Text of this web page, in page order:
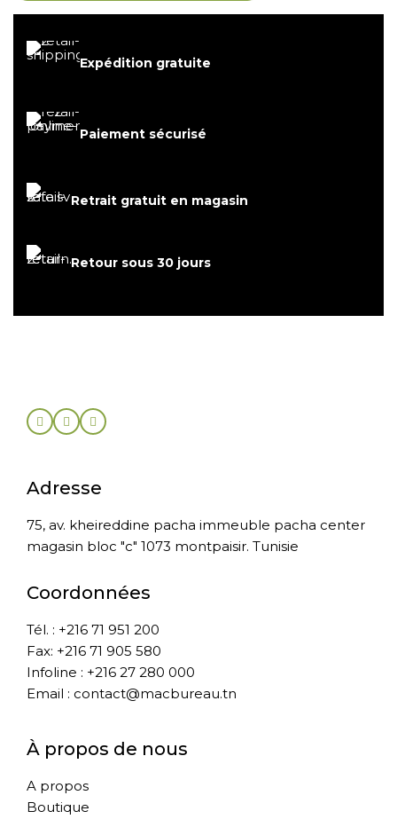
Expédition gratuite
Paiement sécurisé
Retrait gratuit en magasin
Retour sous 30 jours
Adresse
75, av. kheireddine pacha immeuble pacha center
magasin bloc "c" 1073 montpaisir. Tunisie
Coordonnées
Tél. : +216 71 951 200
Fax: +216 71 905 580
Infoline : +216 27 280 000
Email : contact@macbureau.tn
À propos de nous
A propos
Boutique